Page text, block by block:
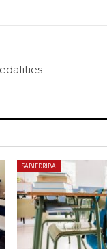
SABIEDRĪBA